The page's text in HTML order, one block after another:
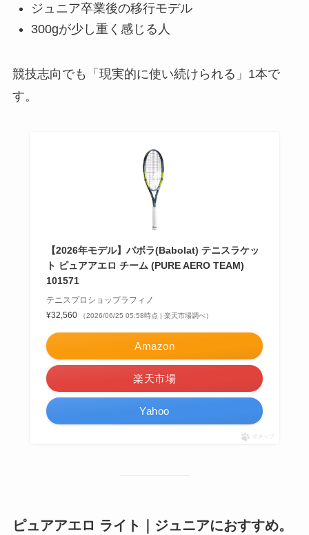
ジュニア卒業後の移行モデル
300gが少し重く感じる人
競技志向でも「現実的に使い続けられる」1本で
す。
【2026年モデル】バボラ(Babolat) テニスラケッ
ト ピュアアエロ チーム (PURE AERO TEAM)
101571
テニスプロショップラフィノ
¥32,560
（2026/06/25 05:58時点 | 楽天市場調べ）
Amazon
楽天市場
Yahoo
ポチップ
ピュアアエロ ライト｜ジュニアにおすすめ。